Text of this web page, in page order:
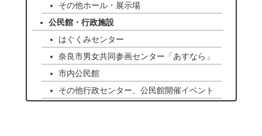
その他ホール・展示場
公民館・行政施設
はぐくみセンター
奈良市男女共同参画センター「あすなら」
市内公民館
その他行政センター、公民館開催イベント